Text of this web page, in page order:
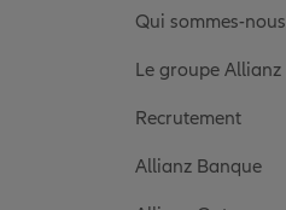
Qui sommes-nous
Le groupe Allianz
Recrutement
Allianz Banque